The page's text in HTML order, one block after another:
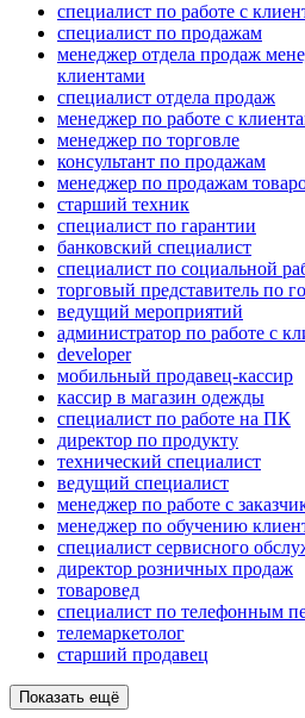
специалист по работе с
специалист по продажам
менеджер отдела продаж
клиентами
специалист отдела продаж
менеджер по работе с
менеджер по торговле
консультант по продажам
менеджер по продажам
старший техник
специалист по гарантии
банковский специалист
специалист по социальной
торговый представитель по
ведущий мероприятий
администратор по работе с
developer
мобильный продавец-кассир
кассир в магазин одежды
специалист по работе на ПК
директор по продукту
технический специалист
ведущий специалист
менеджер по работе с
менеджер по обучению
специалист сервисного
директор розничных продаж
товаровед
специалист по телефонным
телемаркетолог
старший продавец
Показать ещё